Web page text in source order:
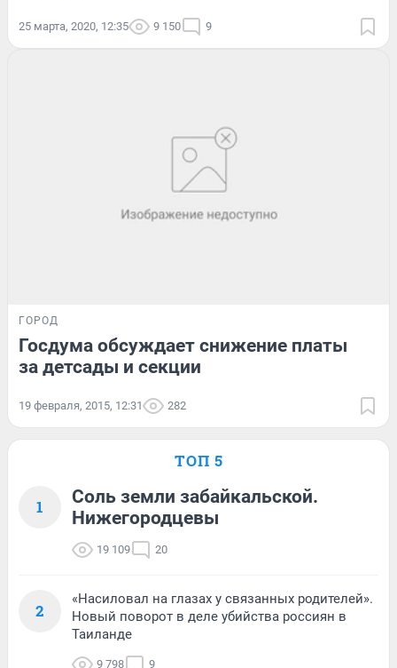
25 марта, 2020, 12:35 9 150 9
ГОРОД
Госдума обсуждает снижение платы
за детсады и секции
19 февраля, 2015, 12:31 282
ТОП 5
1
Соль земли забайкальской.
Нижегородцевы
19 109 20
2
«Насиловал на глазах у связанных родителей».
Новый поворот в деле убийства россиян в
Таиланде
9 798 9